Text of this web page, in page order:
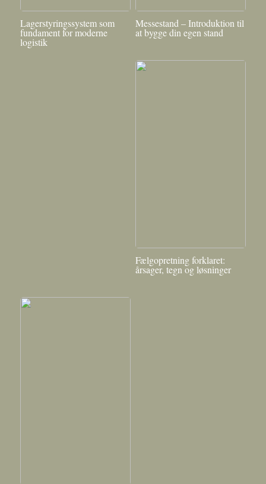
Lagerstyringssystem som
fundament for moderne
logistik
Messestand – Introduktion til
at bygge din egen stand
Fælgopretning forklaret:
årsager, tegn og løsninger